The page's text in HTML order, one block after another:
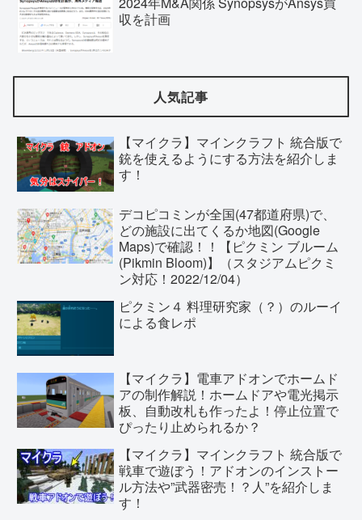
収を計画
人気記事
【マイクラ】マインクラフト 統合版で
銃を使えるようにする方法を紹介しま
す！
デコピコミンが全国(47都道府県)で、
どの施設に出てくるか地図(Google
Maps)で確認！！【ピクミン ブルーム
(Pikmin Bloom)】（スタジアムピクミ
ン対応！2022/12/04）
ピクミン４ 料理研究家（？）のルーイ
による食レポ
【マイクラ】電車アドオンでホームド
アの制作解説！ホームドアや電光掲示
板、自動改札も作ったよ！停止位置で
ぴったり止められるか？
【マイクラ】マインクラフト 統合版で
戦車で遊ぼう！アドオンのインストー
ル方法や”武器密売！？人”を紹介しま
す！